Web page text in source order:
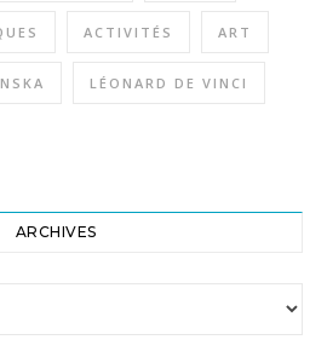
ACTIVITÉS ART
LÉONARD DE VINCI
ARCHIVES